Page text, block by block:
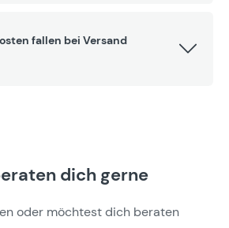
fallen bei Versand
dich gerne
oder möchtest dich beraten